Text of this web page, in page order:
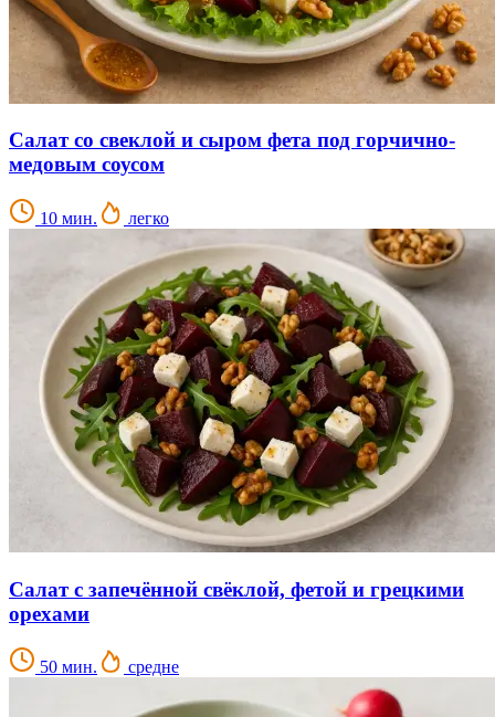
Салат со свеклой и сыром фета под горчично-
медовым соусом
10 мин. легко
Салат с запечённой свёклой, фетой и грецкими
орехами
50 мин. средне